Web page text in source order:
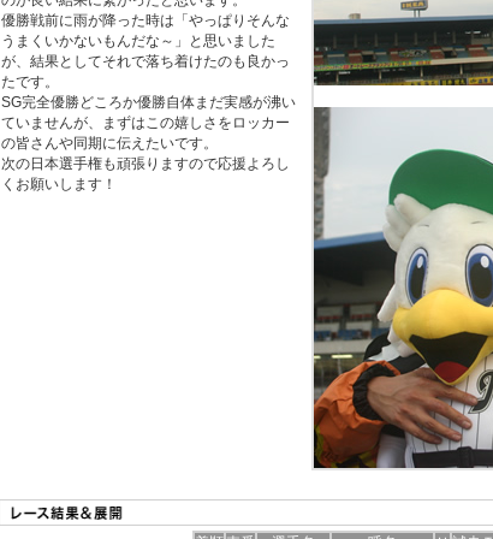
優勝戦前に雨が降った時は「やっぱりそんな
うまくいかないもんだな～」と思いました
が、結果としてそれで落ち着けたのも良かっ
たです。
SG完全優勝どころか優勝自体まだ実感が沸い
ていませんが、まずはこの嬉しさをロッカー
の皆さんや同期に伝えたいです。
次の日本選手権も頑張りますので応援よろし
くお願いします！